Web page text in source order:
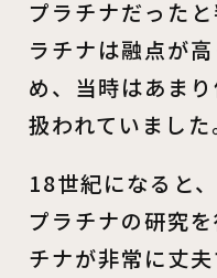
プラチナだった
ラチナは融点が
め、当時はあま
扱われていました
18世紀になると
プラチナの研究
チナが非常に丈夫